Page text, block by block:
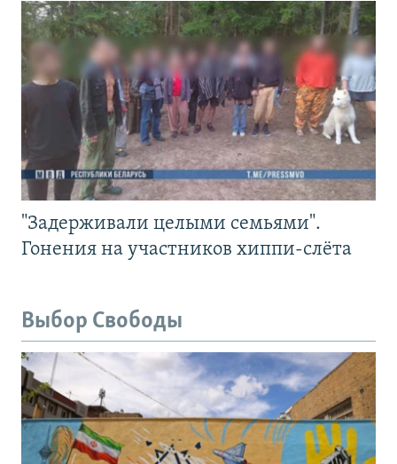
"Задерживали целыми семьями".
Гонения на участников хиппи-слёта
Выбор Свободы